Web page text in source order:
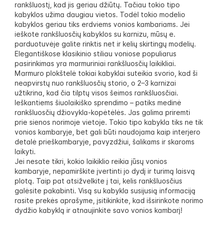
rankšluostį, kad jis geriau džiūtų. Tačiau tokio tipo
kabyklos užima daugiau vietos. Todėl tokio modelio
kabyklos geriau tiks erdviems vonios kambariams. Jei
ieškote rankšluosčių kabyklos su karnizu, mūsų e.
parduotuvėje galite rinktis net ir kelių skirtingų modelių.
Elegantiškose klasikinio stiliau voniose populiarus
pasirinkimas yra marmuriniai rankšluosčių laikikliai.
Marmuro plokštelė tokiai kabyklai suteikia svorio, kad ši
neapvirstų nuo rankšluosčių storio, o 2–3 karnizai
užtikrina, kad čia tilptų visos šeimos rankšluosčiai.
Ieškantiems šiuolaikiško sprendimo – patiks medinė
rankšluosčių džiovykla-kopėtėlės. Jas galima priremti
prie sienos norimoje vietoje. Tokio tipo kabykla tiks ne tik
vonios kambaryje, bet gali būti naudojama kaip interjero
detalė prieškambaryje, pavyzdžiui, šalikams ir skaroms
laikyti.
Jei nesate tikri, kokio laikiklio reikia jūsų vonios
kambaryje, nepamirškite įvertinti jo dydį ir turimą laisvą
plotą. Taip pat atsižvelkite į tai, kelis rankšluosčius
galėsite pakabinti. Visą su kabykla susijusią informaciją
rasite prekės aprašyme, įsitikinkite, kad išsirinkote norimo
dydžio kabyklą ir atnaujinkite savo vonios kambarį!